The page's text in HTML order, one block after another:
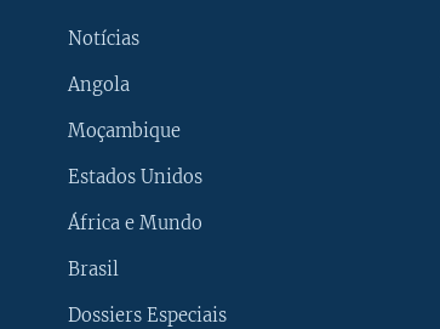
Notícias
Angola
Moçambique
Estados Unidos
África e Mundo
Brasil
Dossiers Especiais